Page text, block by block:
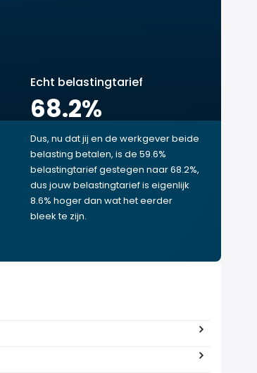
Echt belastingtarief
68.2%
Dus, nu dat jij en de werkgever beide
belasting betalen, is de 59.6%
belastingtarief gestegen naar 68.2%,
dus jouw belastingtarief is eigenlijk
8.6% hoger dan wat het eerder
bleek te zijn.